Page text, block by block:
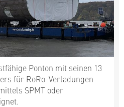
Ponton mit seinen 13
für RoRo-Verladungen
SPMT oder